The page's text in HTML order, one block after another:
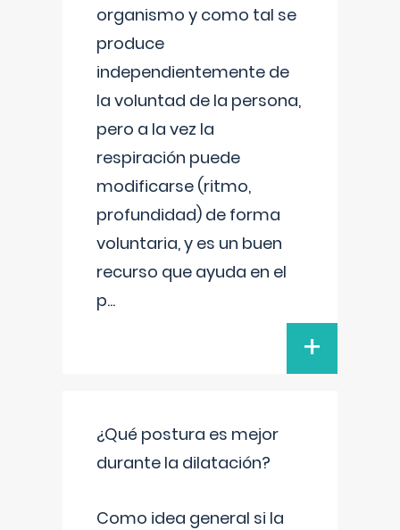
organismo y como tal se
produce
independientemente de
la voluntad de la persona,
pero a la vez la
respiración puede
modificarse (ritmo,
profundidad) de forma
voluntaria, y es un buen
recurso que ayuda en el
p...
+
¿Qué postura es mejor
durante la dilatación?
Como idea general si la